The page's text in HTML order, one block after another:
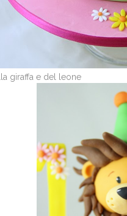
giraffa e del leone